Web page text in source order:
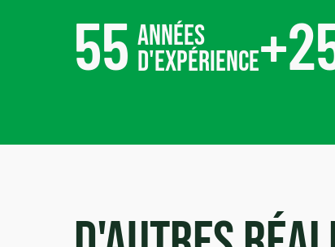
années
d'expérience
55 +